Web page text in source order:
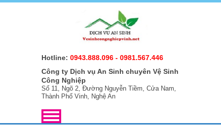
Hotline: 0943.888.096 - 0981.567.446
Công ty Dịch vụ An Sinh chuyên Vệ Sinh
Công Nghiệp
Số 11, Ngõ 2, Đường Nguyễn Tiềm, Cửa Nam,
Thành Phố Vinh, Nghệ An